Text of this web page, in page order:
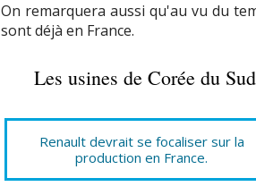
On remarquera aussi qu'au vu du
sont déjà en France.
Les usines de Corée du
Renault devrait se focaliser sur la
production en France.